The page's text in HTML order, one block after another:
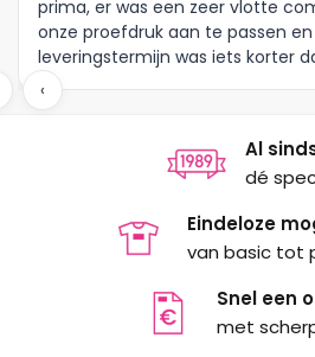
prima, er was een zeer vlotte
onze proefdruk aan te passen
leveringstermijn was iets korter
Meer moet dat niet zijn.
‹
Al
dé
Eindeloze
van basic tot
Snel een
met